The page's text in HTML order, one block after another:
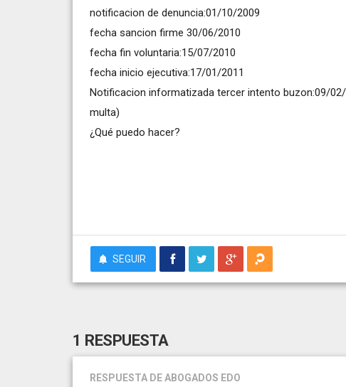
notificacion de denuncia:01/10/2009
fecha sancion firme 30/06/2010
fecha fin voluntaria:15/07/2010
fecha inicio ejecutiva:17/01/2011
Notificacion informatizada tercer intento buzon:09/
multa)
¿Qué puedo hacer?
SEGUIR
1 RESPUESTA
RESPUESTA DE ABOGADOS EDO